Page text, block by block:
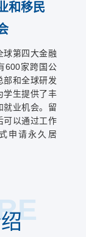
和移民
球第四大金融
600家跨国公
部和全球研发
学生提供了丰
就业机会。留
可以通过工作
申请永久居